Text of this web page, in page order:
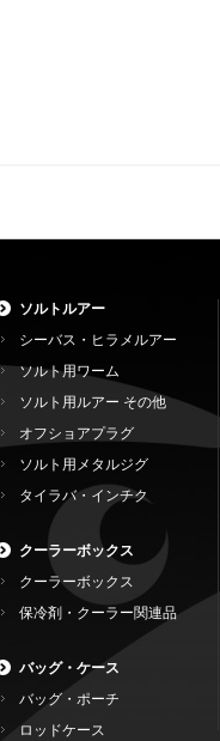
ソルトルアー
シーバス・ヒラメルアー
ソルト用ワーム
ソルト用ルアー その他
オフショアプラグ
ソルト用メタルジグ
タイラバ・インチク
クーラーボックス
クーラーボックス
保冷剤・クーラー関連品
バッグ・ケース
バッグ・ポーチ
ロッドケース